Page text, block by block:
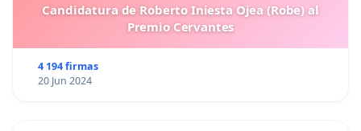
Candidatura de Roberto Iniesta Ojea (Robe) al
Premio Cervantes
4 194 firmas
20 Jun 2024